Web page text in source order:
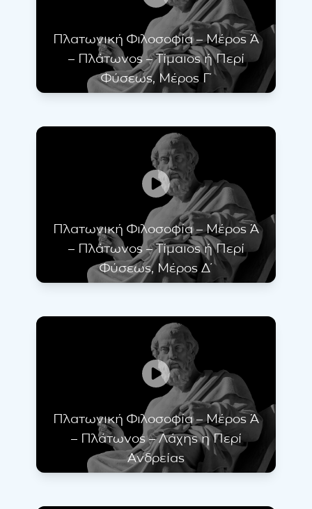
Πλατωνική Φιλοσοφία – Μέρος Ά
– Πλάτωνος – Τίμαιος ή Περί
Φύσεως, Μέρος Γ΄
Πλατωνική Φιλοσοφία – Μέρος Ά
– Πλάτωνος – Τίμαιος ή Περί
Φύσεως, Μέρος Δ΄
Πλατωνική Φιλοσοφία – Μέρος Ά
– Πλάτωνος – Λάχης η Περί
Ανδρείας